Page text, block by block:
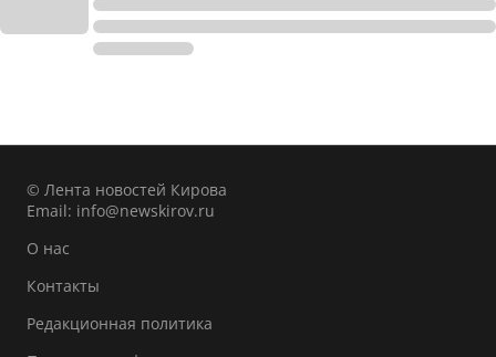
© Лента новостей Кирова
Email: info@newskirov.ru
О нас
Контакты
Редакционная политика